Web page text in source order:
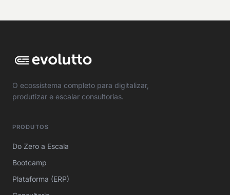
O ecossistema completo para digitalizar,
produtizar e escalar consultorias.
PRODUTOS
Do Zero a Escala
Bootcamp
Plataforma (ERP)